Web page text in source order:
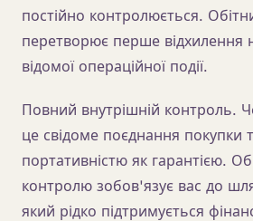
постійно контролюється.
перетворює перше відхилення
відомої операційної події.
Повний внутрішній контроль.
це свідоме поєднання покупки
портативністю як гарантією.
контролю зобов'язує вас до
який рідко підтримується